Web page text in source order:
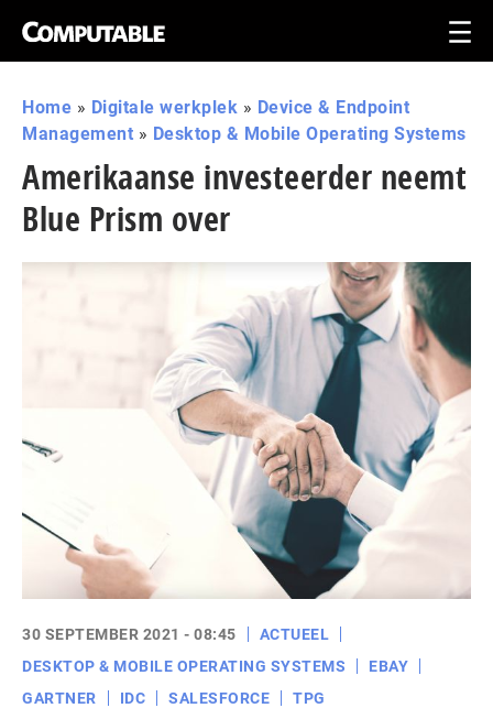
Home » Digitale werkplek » Device & Endpoint
Management » Desktop & Mobile Operating Systems
Amerikaanse investeerder neemt
Blue Prism over
30 SEPTEMBER 2021 - 08:45
ACTUEEL
DESKTOP & MOBILE OPERATING SYSTEMS
EBAY
GARTNER
IDC SALESFORCE TPG